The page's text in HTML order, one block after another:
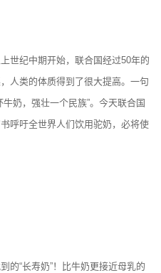
世纪中期开始，联合国经过50年的
人类的体质得到了很大提高。一句
奶，强壮一个民族”。今天联合国
呼吁全世界人们饮用驼奶，必将使
“长寿奶”！比牛奶更接近母乳的